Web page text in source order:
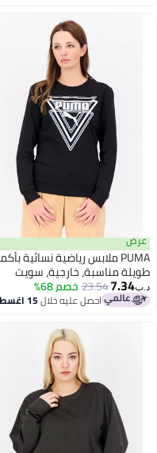
PUMA ملابس رياضية نسائية بأكمام
مناسبة، خارجية، سويت
أسود/أبيض
23.54خصم 68%
احصل عليه خلال15 اغسطس